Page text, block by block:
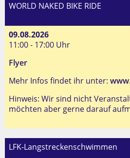
WORLD NAKED BIKE RIDE
09.08.2026
11:00 - 17:00 Uhr
Flyer
Mehr Infos findet ihr unter:
Hinweis: Wir sind nicht
möchten aber gerne darauf
LFK-Langstreckenschwimmen